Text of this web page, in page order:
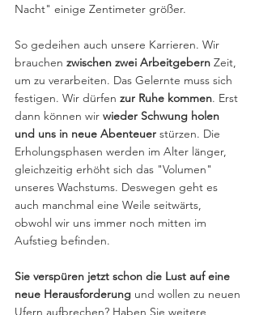
Nacht" einige Zentimeter größer.
So gedeihen auch unsere Karrieren. Wir
brauchen zwischen zwei Arbeitgebern Zeit,
um zu verarbeiten. Das Gelernte muss sich
festigen. Wir dürfen zur Ruhe kommen. Erst
dann können wir wieder Schwung holen
und uns in neue Abenteuer stürzen. Die
Erholungsphasen werden im Alter länger,
gleichzeitig erhöht sich das "Volumen"
unseres Wachstums. Deswegen geht es
auch manchmal eine Weile seitwärts,
obwohl wir uns immer noch mitten im
Aufstieg befinden.
Sie verspüren jetzt schon die Lust auf eine
neue Herausforderung und wollen zu neuen
Ufern aufbrechen? Haben Sie weitere